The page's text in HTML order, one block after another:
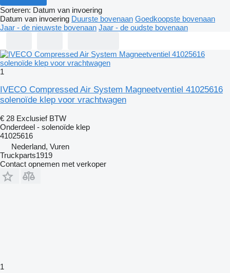
Sorteren: Datum van invoering
Datum van invoering Duurste bovenaan Goedkoopste bovenaan
Jaar - de nieuwste bovenaan Jaar - de oudste bovenaan
1
IVECO Compressed Air System Magneetventiel 41025616
solenoïde klep voor vrachtwagen
€ 28 Exclusief BTW
Onderdeel - solenoïde klep
41025616
Nederland, Vuren
Truckparts1919
Contact opnemen met verkoper
1